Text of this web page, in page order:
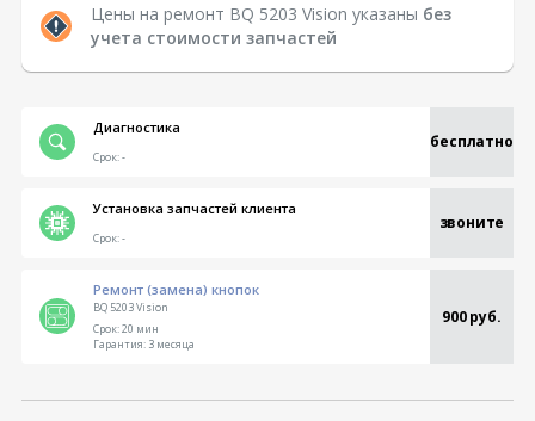
Цены на ремонт BQ 5203 Vision указаны без
учета стоимости запчастей
Диагностика
бесплатно
Срок:-
Установка запчастей клиента
звоните
Срок:-
Ремонт (замена) кнопок
BQ 5203 Vision 900 руб.
Срок:20 мин
Гарантия:3 месяца